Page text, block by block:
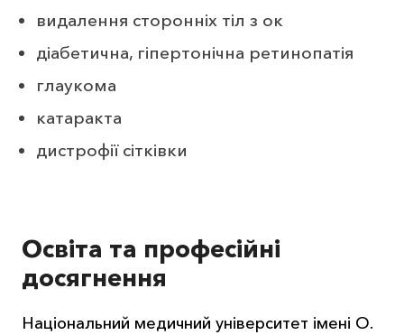
видалення сторонніх тіл з ок
діабетична, гіпертонічна ретинопатія
глаукома
катаракта
дистрофії сітківки
Освіта та професійні
досягнення
Національний медичний університет імені О.